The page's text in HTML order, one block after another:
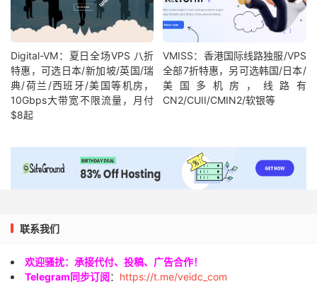
Digital-VM：夏日全场VPS 八折
特惠，可选日本/新加坡/英国/瑞
典/荷兰/西班牙/美国等机房，
10Gbps大带宽不限流量，月付
$8起
VMISS：香港国际线路独服/VPS
全部7折特惠，另可选韩国/日本/
美国多机房，线路有
CN2/CUII/CMIN2/软银等
联系我们
欢迎骚扰：承接代付、投稿、广告合作！
Telegram同步订阅： https://t.me/veidc_com